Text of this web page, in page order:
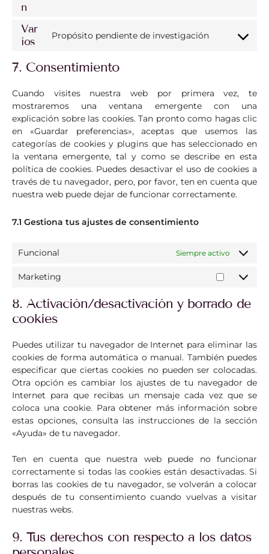
n
Var
ios
Propósito pendiente de investigación
7. Consentimiento
Cuando visites nuestra web por primera vez, te
mostraremos una ventana emergente con una
explicación sobre las cookies. Tan pronto como hagas clic
en «Guardar preferencias», aceptas que usemos las
categorías de cookies y plugins que has seleccionado en
la ventana emergente, tal y como se describe en esta
política de cookies. Puedes desactivar el uso de cookies a
través de tu navegador, pero, por favor, ten en cuenta que
nuestra web puede dejar de funcionar correctamente.
7.1 Gestiona tus ajustes de consentimiento
Funcional Siempre activo
Marketing
8. Activación/desactivación y borrado de
cookies
Puedes utilizar tu navegador de Internet para eliminar las
cookies de forma automática o manual. También puedes
especificar que ciertas cookies no pueden ser colocadas.
Otra opción es cambiar los ajustes de tu navegador de
Internet para que recibas un mensaje cada vez que se
coloca una cookie. Para obtener más información sobre
estas opciones, consulta las instrucciones de la sección
«Ayuda» de tu navegador.
Ten en cuenta que nuestra web puede no funcionar
correctamente si todas las cookies están desactivadas. Si
borras las cookies de tu navegador, se volverán a colocar
después de tu consentimiento cuando vuelvas a visitar
nuestras webs.
9. Tus derechos con respecto a los datos